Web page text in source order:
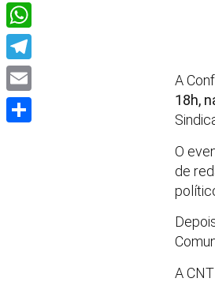
A
18h,
O
de
A
Threads
WhatsApp
Telegram
Email